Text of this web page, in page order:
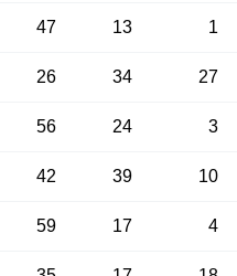
47 13 1
26 34 27
56 24 3
42 39 10
59 17 4